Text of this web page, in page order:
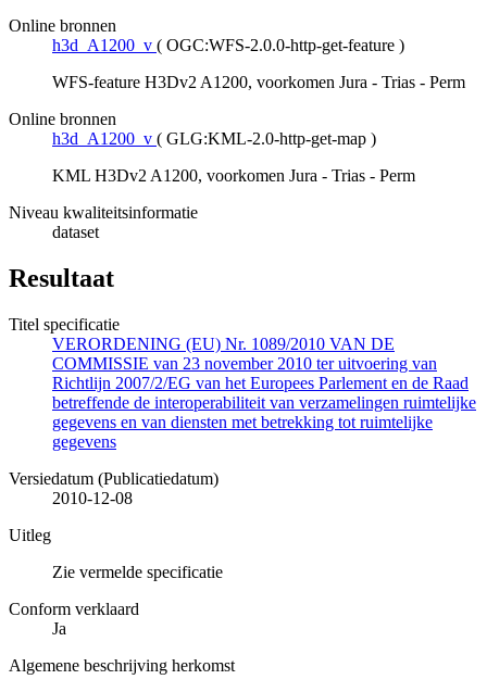
Online bronnen
h3d_A1200_v ( OGC:WFS-2.0.0-http-get-feature )
WFS-feature H3Dv2 A1200, voorkomen Jura - Trias - Perm
Online bronnen
h3d_A1200_v ( GLG:KML-2.0-http-get-map )
KML H3Dv2 A1200, voorkomen Jura - Trias - Perm
Niveau kwaliteitsinformatie
dataset
Resultaat
Titel specificatie
VERORDENING (EU) Nr. 1089/2010 VAN DE
COMMISSIE van 23 november 2010 ter uitvoering van
Richtlijn 2007/2/EG van het Europees Parlement en de Raad
betreffende de interoperabiliteit van verzamelingen ruimtelijke
gegevens en van diensten met betrekking tot ruimtelijke
gegevens
Versiedatum (Publicatiedatum)
2010-12-08
Uitleg
Zie vermelde specificatie
Conform verklaard
Ja
Algemene beschrijving herkomst